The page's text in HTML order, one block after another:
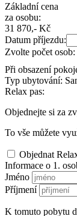
Základní cena
za osobu:
31 870,- Kč
Datum příjezdu:
Zvolte počet osob:
Při obsazení
Typ ubytování:
Relax pas:
Objednejte si za
To vše můžete
Objednat
Informace o 1.
Jméno
Příjmení
K tomuto pobytu